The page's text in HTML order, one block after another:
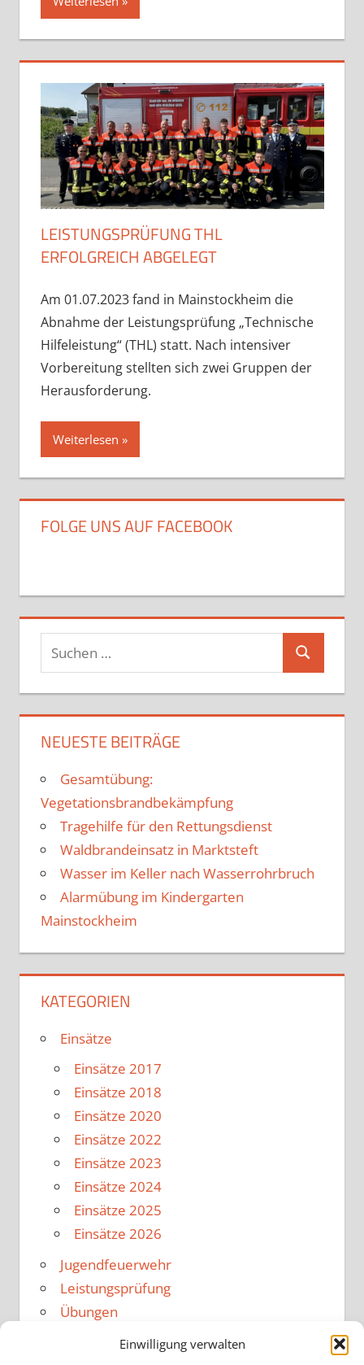
Einwilligung verwalten
LEISTUNGSPRÜFUNG THL
ERFOLGREICH ABGELEGT
Am 01.07.2023 fand in Mainstockheim die
Abnahme der Leistungsprüfung „Technische
Hilfeleistung“ (THL) statt. Nach intensiver
Vorbereitung stellten sich zwei Gruppen der
Herausforderung.
Weiterlesen
FOLGE UNS AUF FACEBOOK
Suchen
nach:
Suchen
NEUESTE BEITRÄGE
Gesamtübung:
Vegetationsbrandbekämpfung
Tragehilfe für den Rettungsdienst
Waldbrandeinsatz in Marktsteft
Wasser im Keller nach Wasserrohrbruch
Alarmübung im Kindergarten
Mainstockheim
KATEGORIEN
Einsätze
Einsätze 2017
Einsätze 2018
Einsätze 2020
Einsätze 2022
Einsätze 2023
Einsätze 2024
Einsätze 2025
Einsätze 2026
Jugendfeuerwehr
Leistungsprüfung
Übungen
Übungen 2026